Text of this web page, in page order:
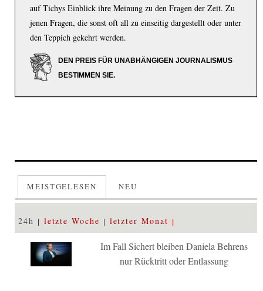
auf Tichys Einblick ihre Meinung zu den Fragen der Zeit. Zu
jenen Fragen, die sonst oft all zu einseitig dargestellt oder unter
den Teppich gekehrt werden.
DEN PREIS FÜR UNABHÄNGIGEN JOURNALISMUS
BESTIMMEN SIE.
MEISTGELESEN NEU
24h letzte Woche letzter Monat
Im Fall Sichert bleiben Daniela Behrens
nur Rücktritt oder Entlassung